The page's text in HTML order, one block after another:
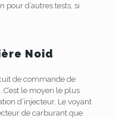
d’autres tests, si
Noid
de commande de
C’est le moyen le plus
d’injecteur. Le voyant
de carburant que